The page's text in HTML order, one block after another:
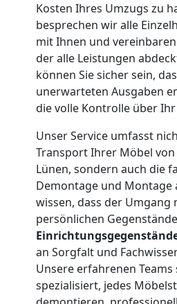
Kosten Ihres Umzugs zu
besprechen wir alle
mit Ihnen und
der alle Leistungen
können Sie sicher sein,
unerwarteten Ausgaben
die volle Kontrolle über
Unser Service umfasst
Transport Ihrer Möbel von
Lünen, sondern auch die
Demontage und Montage
wissen, dass der Umgang
persönlichen
an Sorgfalt und
Unsere erfahrenen
spezialisiert, jedes
Feldkirch
Kleiner
Umzug
Feldkirch
Küchenumzug
Feldkirch
Umzug